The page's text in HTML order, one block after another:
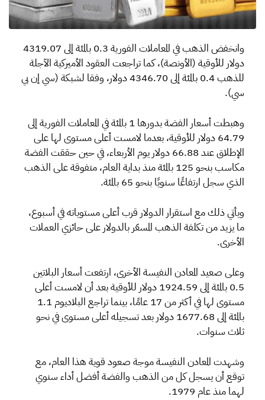
وانخفض الذهب في المعاملات الفورية 0.3 بالمئة إلى 4319.07
دولار للأوقية (الأونصة)، كما تراجعت العقود الأميركية الآجلة
للذهب 0.4 بالمئة إلى 4346.70 دولار، وفقا لشبكة (سي إن بي
سي).
وهبطت أسعار الفضة بدورها 1 بالمئة في المعاملات الفورية إلى
64.79 دولار للأوقية، بعدما لامست أعلى مستوى لها على
الإطلاق عند 66.88 دولار يوم الأربعاء، في حين حققت الفضة
مكاسب بنحو 125 بالمئة منذ بداية العام، متفوقة على الذهب
الذي سجل ارتفاعًا سنويًا بنحو 65 بالمئة.
ويأتي ذلك مع استقرار الدولار قرب أعلى مستوياته في أسبوع،
ما يزيد من تكلفة الذهب المسعّر بالدولار على حائزي العملات
الأخرى.
وعلى صعيد المعادن النفيسة الأخرى، ارتفعت أسعار البلاتين
0.5 بالمئة إلى 1924.59 دولار للأوقية بعد أن لامست أعلى
مستوى لها في أكثر من 17 عامًا، بينما تراجع البلاديوم 1.1
بالمئة إلى 1677.68 دولار بعد تسجيله أعلى مستوى في نحو
ثلاث سنوات.
وشهدت المعادن النفيسة موجة صعود قوية هذا العام، مع
توقع أن يسجل كل من الذهب والفضة أفضل أداء سنوي
لهما منذ عام 1979.